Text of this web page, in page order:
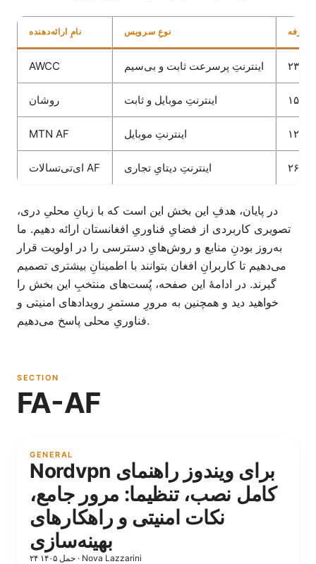
نامِ ارائه‌دهنده نوعِ سرویس
AWCC اینترنتِ پرسرعت ثابت و بی‌سیم
روشان اینترنتِ موبایل و ثابت
MTN AF اینترنتِ موبایل
ای‌تی‌تسالات AF اینترنتِ دیتایِ تجاری
در پایان، هدفِ این بخش این است که با زبانِ محلیِ دری،
تصویری کاربردی از فضایِ فناوریِ افغانستان ارائه دهیم. ما
به‌روز بودنِ منابع و روش‌هایِ دسترسی را در اولویت قرار
می‌دهیم تا کاربرانِ افغان بتوانند با اطمینانِ بیشتری تصمیم
گیرند. در ادامهٔ این صفحه، پُست‌های منتخبِ این بخش را
خواهید دید و همچنین به مرورِ مستمرِ رویدادهای امنیتی و
فناوریِ محلی پاسخ می‌دهیم.
SECTION
FA-AF
GENERAL
Nordvpn برای ویندوز راهنمای
کامل نصب، تنظیما: مرور جامع،
نکات امنیتی و راهکارهای
بهینه‌سازی
۲۴ حمل ۱۴۰۵ · Nova Lazzarini